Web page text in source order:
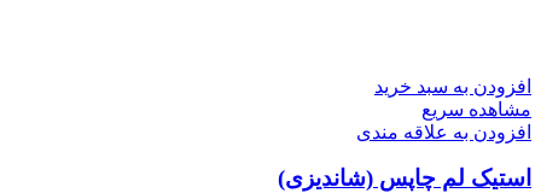
افزودن به سبد خرید
مشاهده سریع
افزودن به علاقه مندی
استیک لم چاپس (شاندیزی)